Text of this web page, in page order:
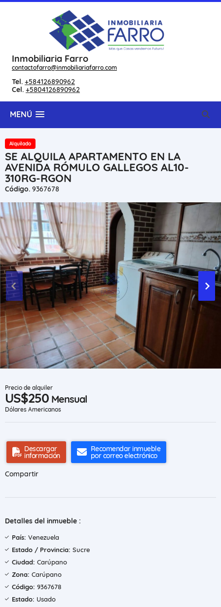
Inmobiliaria Farro
contactofarro@inmobiliariafarro.com
Tel. +584126890962
Cel. +5804126890962
MENÚ
Alquilado
SE ALQUILA APARTAMENTO EN LA
AVENIDA RÓMULO GALLEGOS AL10-
310RG-RGON
Código. 9367678
Precio de alquiler
US$250 Mensual
Dólares Americanos
Descargar
información
Recomendar inmueble
por correo electrónico
Compartir
Detalles del inmueble :
País: Venezuela
Estado / Provincia: Sucre
Ciudad: Carúpano
Zona: Carúpano
Código: 9367678
Estado: Usado